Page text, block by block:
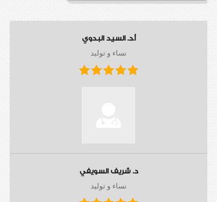
أ.د. السيد البدوي
نساء و توليد
د. شريف السويفي
نساء و توليد